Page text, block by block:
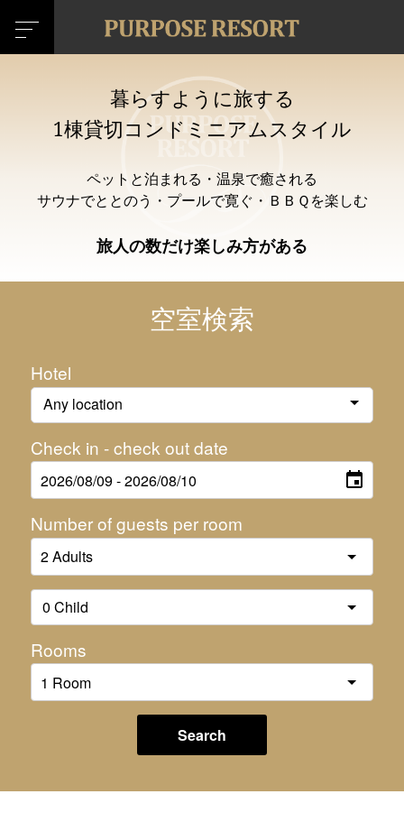
暮らすように旅する
1棟貸切コンドミニアムスタイル
ペットと泊まれる・温泉で癒される
サウナでととのう・プールで寛ぐ・ＢＢＱを楽しむ
旅人の数だけ楽しみ方がある
空室検索
Hotel
Any location
Check in - check out date
Number of guests per room
Rooms
Search